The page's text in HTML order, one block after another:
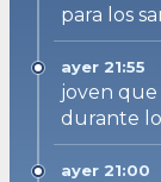
para los
ayer 21:55
joven
durante
ayer 21:00